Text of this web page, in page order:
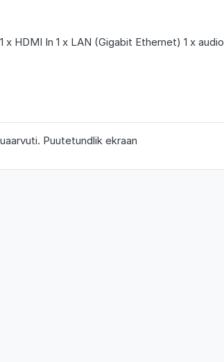
x HDMI In 1 x LAN (Gigabit Ethernet) 1 x audio
Puutetundlik ekraan